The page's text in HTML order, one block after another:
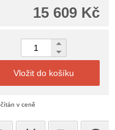
15 609 Kč
Vložit do košíku
v ceně